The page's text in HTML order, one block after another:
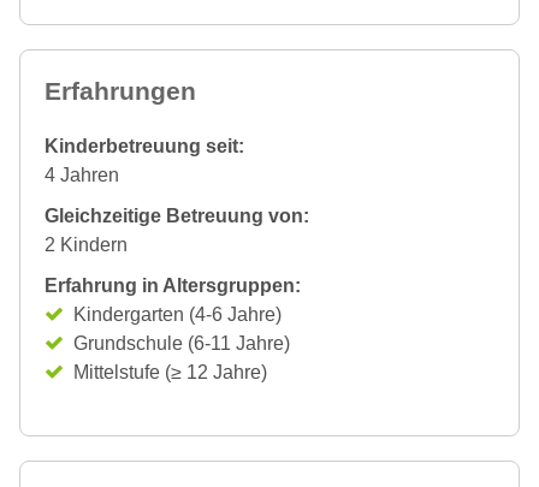
Erfahrungen
Kinderbetreuung seit:
4 Jahren
Gleichzeitige Betreuung von:
2 Kindern
Erfahrung in Altersgruppen:
Kindergarten (4-6 Jahre)
Grundschule (6-11 Jahre)
Mittelstufe (≥ 12 Jahre)